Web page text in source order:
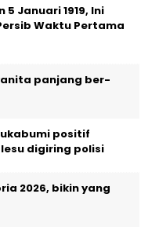
Januari 1919, Ini
Waktu Pertama
panjang ber-
positif
digiring polisi
2026, bikin yang